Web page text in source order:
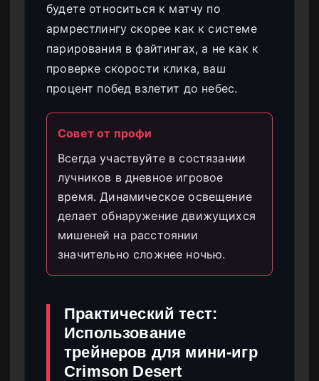
будете относиться к матчу по
армрестлингу скорее как к системе
парирования в файтингах, а не как к
проверке скорости клика, ваш
процент побед взлетит до небес.
Совет от профи
Всегда участвуйте в состязании
лучников в дневное игровое
время. Динамическое освещение
делает обнаружение движущихся
мишеней на расстоянии
значительно сложнее ночью.
Практический тест:
Использование
трейнеров для мини-игр
Crimson Desert